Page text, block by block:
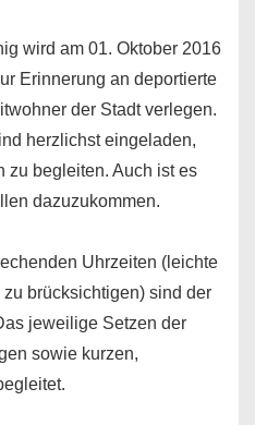
wird am 01. Oktober 2016
Erinnerung an deportierte
der Stadt verlegen.
herzlichst eingeladen,
zu begleiten. Auch ist es
dazuzukommen.
Uhrzeiten (leichte
brücksichtigen) sind der
jeweilige Setzen der
sowie kurzen,